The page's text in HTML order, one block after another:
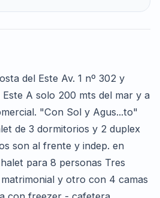
del Este Av. 1 nº 302 y
A solo 200 mts del mar y a
"Con Sol y Agus...to"
de 3 dormitorios y 2 duplex
son al frente y indep. en
para 8 personas Tres
y otro con 4 camas